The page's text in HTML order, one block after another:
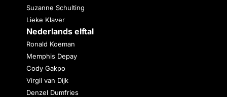
Suzanne Schulting
Lieke Klaver
Nederlands elftal
Ronald Koeman
Memphis Depay
Cody Gakpo
Virgil van Dijk
Denzel Dumfries